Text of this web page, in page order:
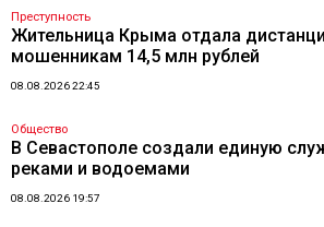
Преступность
Жительница Крыма отдала
мошенникам 14,5 млн рублей
08.08.2026 22:45
Общество
В Севастополе создали единую
реками и водоемами
08.08.2026 19:57